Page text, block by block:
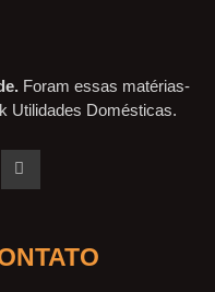
Foram essas matérias-
Utilidades Domésticas.